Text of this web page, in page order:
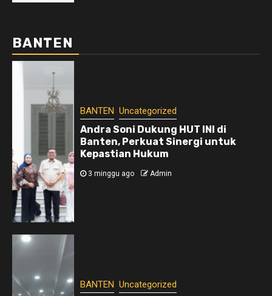
BANTEN
BANTEN Uncategorized
Andra Soni Dukung HUT INI di
Banten, Perkuat Sinergi untuk
Kepastian Hukum
3 minggu ago Admin
BANTEN Uncategorized